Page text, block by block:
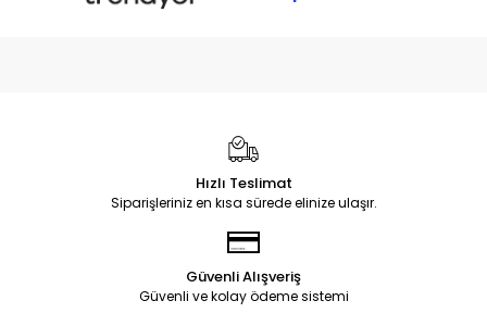
Hızlı Teslimat
Siparişleriniz en kısa sürede elinize ulaşır.
Güvenli Alışveriş
Güvenli ve kolay ödeme sistemi